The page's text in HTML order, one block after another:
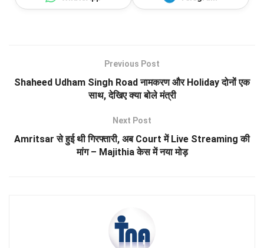
Previous Post
Shaheed Udham Singh Road नामकरण और Holiday दोनों एक
साथ, देखिए क्या बोले मंत्री
Next Post
Amritsar से हुई थी गिरफ्तारी, अब Court में Live Streaming की
मांग – Majithia केस में नया मोड़